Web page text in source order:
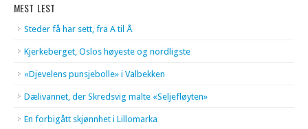
MEST LEST
Steder få har sett, fra A til Å
Kjerkeberget, Oslos høyeste og nordligste
«Djevelens punsjebolle» i Valbekken
Dælivannet, der Skredsvig malte «Seljefløyten»
En forbigått skjønnhet i Lillomarka